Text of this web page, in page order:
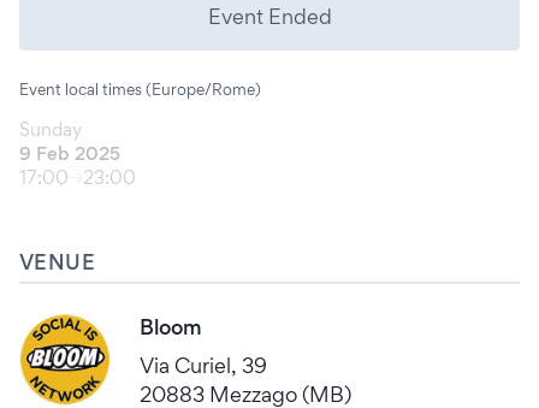
Event Ended
Event local times (Europe/Rome)
Sunday
9 Feb 2025
17:00
23:00
VENUE
Bloom
Via Curiel, 39
20883 Mezzago (MB)